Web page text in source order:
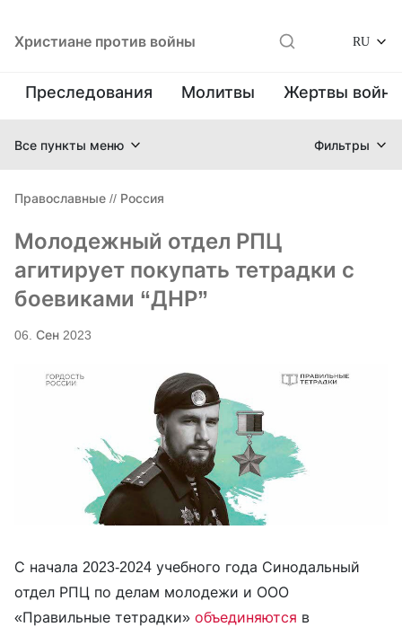
Христиане против войны RU
Преследования Молитвы Жертвы
Все пункты меню Фильтры
Православные // Россия
Молодежный отдел РПЦ
агитирует покупать тетрадки с
боевиками “ДНР”
06. Сен 2023
С начала 2023-2024 учебного года Синодальный
отдел РПЦ по делам молодежи и ООО
«Правильные тетрадки» объединяются в